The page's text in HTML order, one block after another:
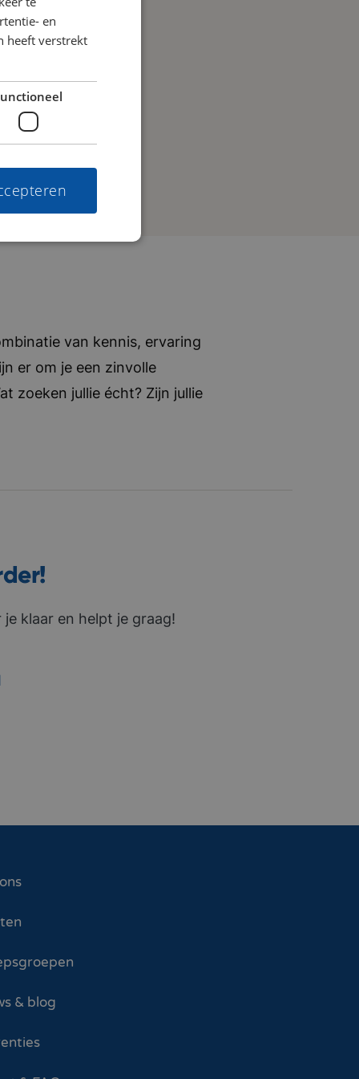
van kennis, ervaring
er om je een zinvolle
zoeken jullie écht? Zijn jullie
klaar en helpt je graag!
& blog
en
heeft verstrekt